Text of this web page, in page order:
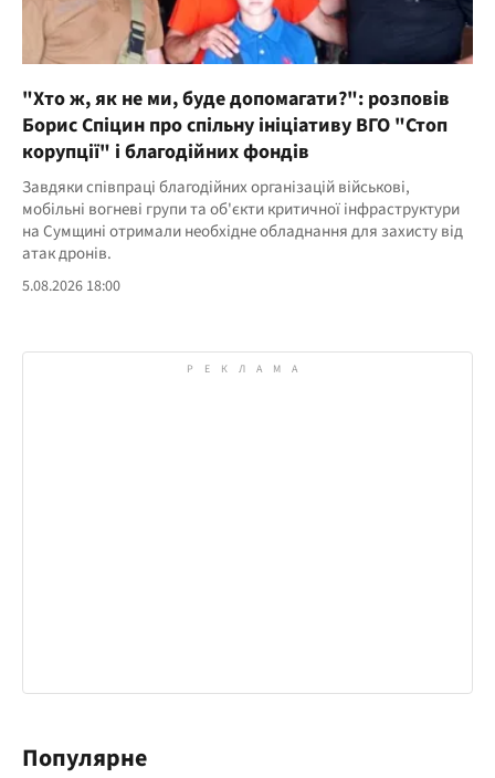
"Хто ж, як не ми, буде допомагати?": розповів
Борис Спіцин про спільну ініціативу ВГО "Стоп
корупції" і благодійних фондів
Завдяки співпраці благодійних організацій військові,
мобільні вогневі групи та об'єкти критичної інфраструктури
на Сумщині отримали необхідне обладнання для захисту від
атак дронів.
5.08.2026 18:00
Популярне